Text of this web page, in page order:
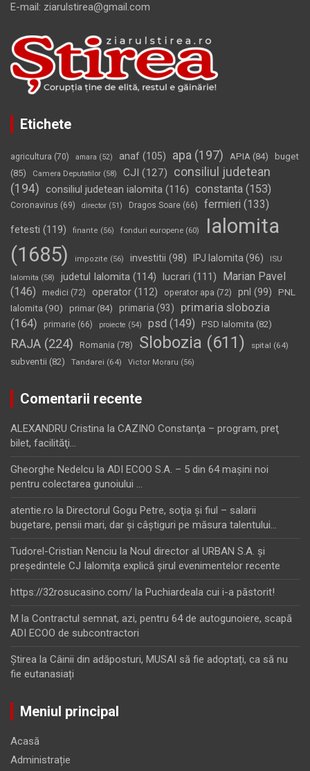
E-mail: ziarulstirea@gmail.com
Etichete
agricultura (70) amara (52) anaf (105) apa (197) APIA (84)
buget
(85)
Camera Deputatilor (58) CJI (127)
consiliul judetean
(194) consiliul judetean ialomita (116) constanta (153)
Coronavirus (69) director (51) Dragos Soare (66) fermieri (133)
fetesti (119) finante (56) fonduri europene (60)
Ialomita
(1685)
impozite (56) investitii (98) IPJ Ialomita (96) ISU
Ialomita (58) judetul Ialomita (114) lucrari (111)
Marian Pavel
(146)
medici (72) operator (112) operator apa (72) pnl (99)
PNL
Ialomita (90) primar(84) primaria (93)
primaria slobozia
(164)
primarie (66) proiecte (54) psd (149) PSD Ialomita (82)
RAJA (224) Romania (78) Slobozia (611) spital (64)
subventii (82) Tandarei (64) Victor Moraru (56)
Comentarii recente
ALEXANDRU Cristina la CAZINO Constanţa – program, preţ
bilet, facilităţi…
Gheorghe Nedelcu la ADI ECOO S.A. – 5 din 64 maşini noi
pentru colectarea gunoiului …
atentie.ro la Directorul Gogu Petre, soţia şi fiul – salarii
bugetare, pensii mari, dar şi câştiguri pe măsura talentului…
Tudorel-Cristian Nenciu la Noul director al URBAN S.A. şi
preşedintele CJ Ialomiţa explică şirul evenimentelor recente
https://32rosucasino.com/ la Puchiardeala cui i-a păstorit!
M la Contractul semnat, azi, pentru 64 de autogunoiere, scapă
ADI ECOO de subcontractori
Ştirea la Câinii din adăposturi, MUSAI să fie adoptați, ca să nu
fie eutanasiați
Meniul principal
Acasă
Administrație